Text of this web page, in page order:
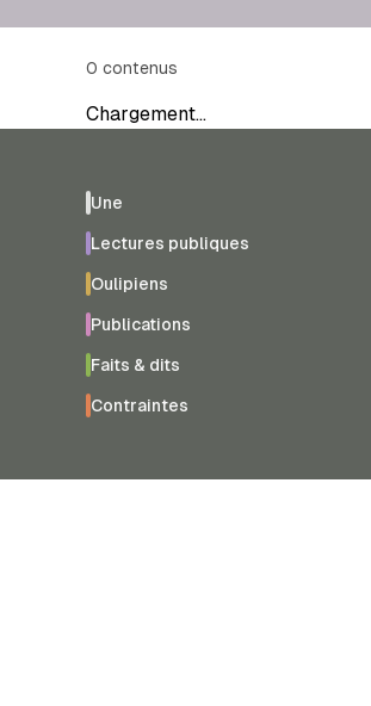
0 contenus
Chargement…
Une
Lectures publiques
Oulipiens
Publications
Faits & dits
Contraintes